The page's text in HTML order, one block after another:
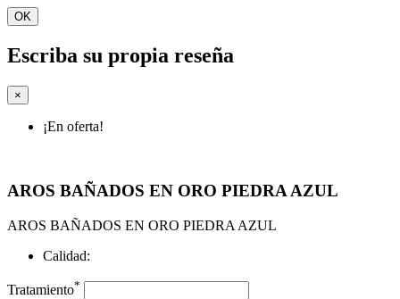
OK
Escriba su propia reseña
×
¡En oferta!
AROS BAÑADOS EN ORO PIEDRA AZUL
AROS BAÑADOS EN ORO PIEDRA AZUL
Calidad:
Tratamiento*